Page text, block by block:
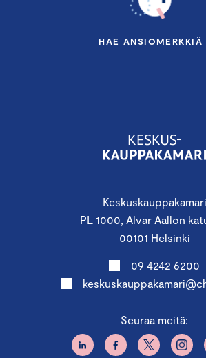
Keskuskauppakamari
PL 1000, Alvar Aallon
00101 Helsinki
09 4242 6200
Seuraa meitä:
HAE ANSIOMERKKIÄ